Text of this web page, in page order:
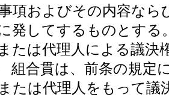
項およびその内容なら
発してするものとする
または代理人による議
組合貫は、前条の規定
たは代理人をもって